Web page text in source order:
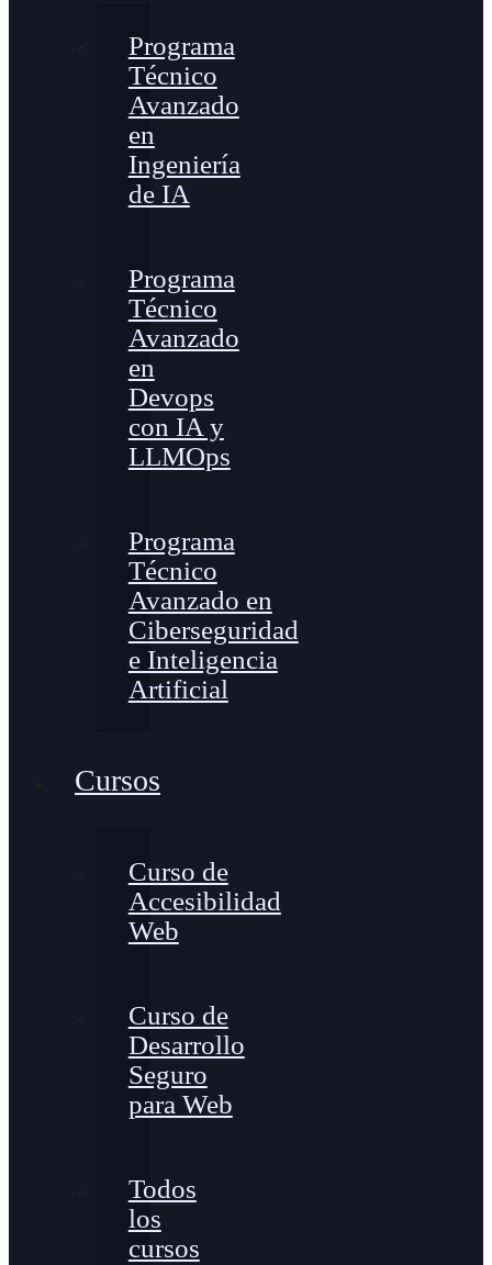
Programa
Técnico
Avanzado
en
Ingeniería
de IA
Programa
Técnico
Avanzado
en
Devops
con IA y
LLMOps
Programa
Técnico
Avanzado en
Ciberseguridad
e Inteligencia
Artificial
Cursos
Curso de
Accesibilidad
Web
Curso de
Desarrollo
Seguro
para Web
Todos
los
cursos